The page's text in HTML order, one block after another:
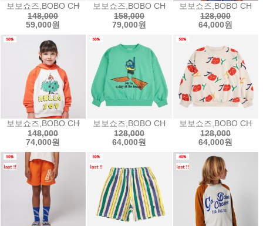
보보쇼즈,BOBO CHOSES Bobo Cherry corduroy sneakers보보체리
148,000
59,000원
보보쇼즈,BOBO CHOSES Wavy tracksuit
158,000
79,000원
보보쇼즈,BOBO
128,000
64,000원
보보쇼즈,BOBO CHOSES Hello Joy ranglan sleeves hoodie헬로우
148,000
74,000원
보보쇼즈,BOBO CHOSES A Day At The
128,000
64,000원
보보쇼즈,BOBO
128,000
64,000원